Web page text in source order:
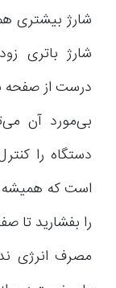
شارژ بیشتری
شارژ باتری
درست از صفحه
بی‌مورد آن
دستگاه را
است که همیشه
را بفشارید
مصرف انرژی